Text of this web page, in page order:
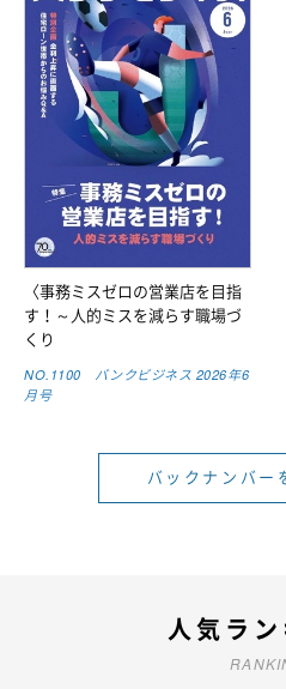
〈事務ミスゼロの営業店を目指
す！～人的ミスを減らす職場づ
くり
NO.1100 バンクビジネス 2026年6
月号
バックナンバー
人気ラ